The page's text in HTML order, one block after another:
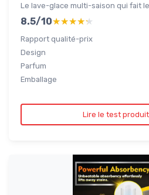
Le lave-glace multi-saison qui fait
8.5/10★★★★★
★★★★★
Rapport qualité-prix
Design
Parfum
Emballage
Lire le test